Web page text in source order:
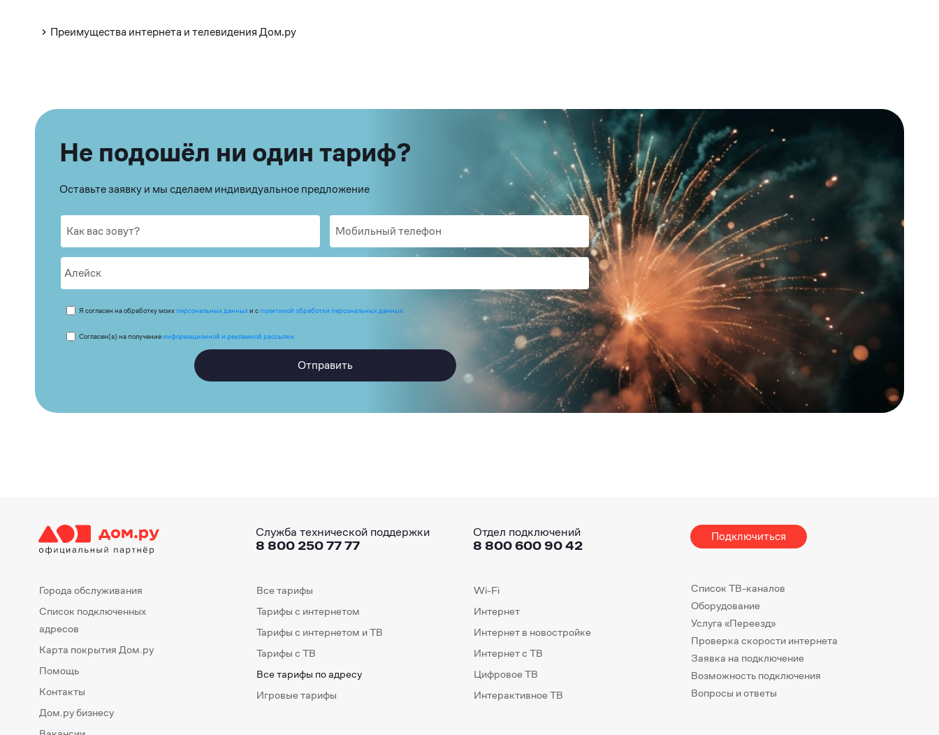
Преимущества интернета и телевидения Дом.ру
Не подошёл ни один тариф?
Оставьте заявку и мы сделаем индивидуальное предложение
Я согласен на обработку моихперсональных данныхи сполитикой обработки персональных данных
Согласен(а) на получениеинформационной и рекламной рассылки
Отправить
Служба технической поддержки
8 800 250 77 77
Отдел подключений
8 800 600 90 42
Подключиться
Города обслуживания
Список подключенных
адресов
Карта покрытия Дом.ру
Помощь
Контакты
Дом.ру бизнесу
Все тарифы
Тарифы с интернетом
Тарифы с интернетом и ТВ
Тарифы с ТВ
Все тарифы по адресу
Игровые тарифы
Wi-Fi
Интернет
Интернет в новостройке
Интернет с ТВ
Цифровое ТВ
Интерактивное ТВ
Список ТВ-каналов
Оборудование
Услуга «Переезд»
Проверка скорости интернета
Заявка на подключение
Возможность подключения
Вопросы и ответы